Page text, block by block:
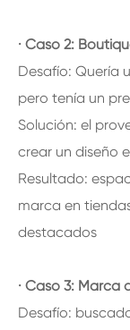
· Caso 2:
Desafío: Quería
pero tenía un
Solución: el
crear un diseño
Resultado:
marca en
destacados
· Caso 3: Marca
Desafío: